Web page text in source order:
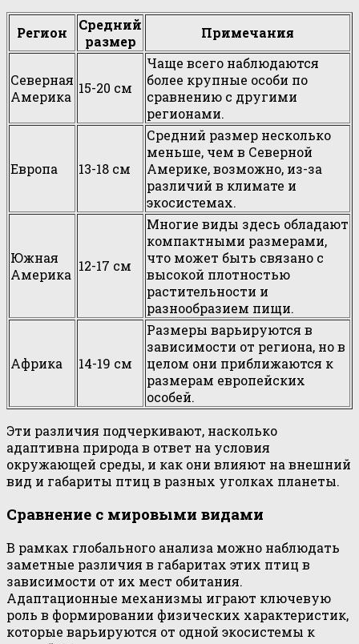
Регион
Средний
размер
Примечания
Северная
Америка
15-20 см
Чаще всего наблюдаются
более крупные особи по
сравнению с другими
регионами.
Европа 13-18 см
Средний размер несколько
меньше, чем в Северной
Америке, возможно, из-за
различий в климате и
экосистемах.
Южная
Америка
12-17 см
Многие виды здесь обладают
компактными размерами,
что может быть связано с
высокой плотностью
растительности и
разнообразием пищи.
Африка 14-19 см
Размеры варьируются в
зависимости от региона, но в
целом они приближаются к
размерам европейских
особей.
Эти различия подчеркивают, насколько
адаптивна природа в ответ на условия
окружающей среды, и как они влияют на внешний
вид и габариты птиц в разных уголках планеты.
Сравнение с мировыми видами
В рамках глобального анализа можно наблюдать
заметные различия в габаритах этих птиц в
зависимости от их мест обитания.
Адаптационные механизмы играют ключевую
роль в формировании физических характеристик,
которые варьируются от одной экосистемы к